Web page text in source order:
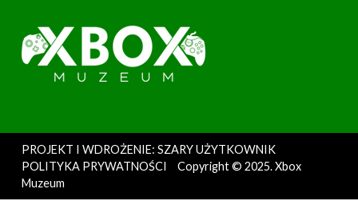
PROJEKT I WDROŻENIE: SZARY UŻYTKOWNIK
POLITYKA PRYWATNOŚCI
Copyright © 2025. Xbox
Muzeum